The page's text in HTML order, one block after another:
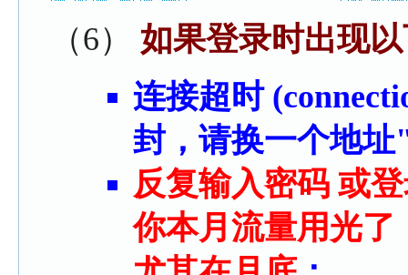
（6） 如果登录时出现
连接超时
封，请换一个地
反复输入密码 或
你本月流量用光了